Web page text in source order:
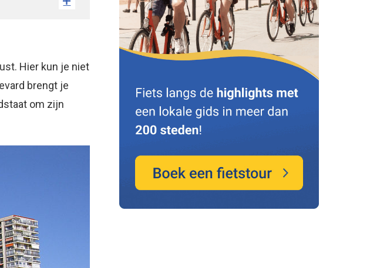
Hier kun je niet
brengt je
om zijn